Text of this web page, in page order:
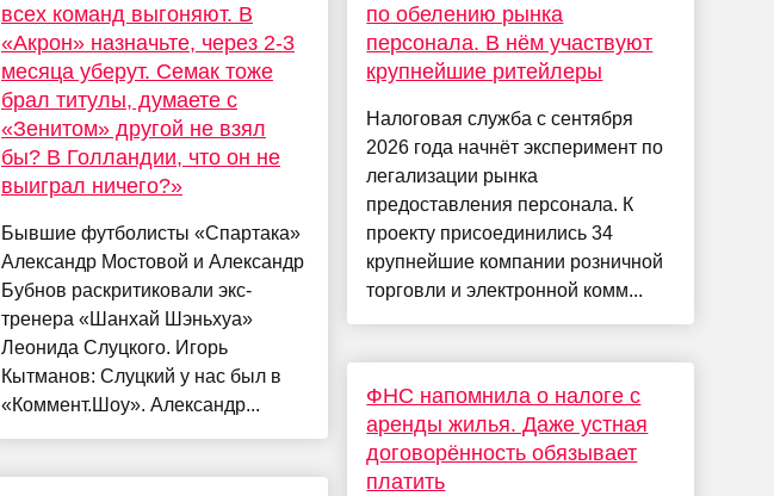
всех команд выгоняют. В
«Акрон» назначьте, через 2-3
месяца уберут. Семак тоже
брал титулы, думаете с
«Зенитом» другой не взял
бы? В Голландии, что он не
выиграл ничего?»
Бывшие футболисты «Спартака»
Александр Мостовой и Александр
Бубнов раскритиковали экс-
тренера «Шанхай Шэньхуа»
Леонида Слуцкого. Игорь
Кытманов: Слуцкий у нас был в
«Коммент.Шоу». Александр...
по обелению рынка
персонала. В нём участвуют
крупнейшие ритейлеры
Налоговая служба с сентября
2026 года начнёт эксперимент по
легализации рынка
предоставления персонала. К
проекту присоединились 34
крупнейшие компании розничной
торговли и электронной комм...
ФНС напомнила о налоге с
аренды жилья. Даже устная
договорённость обязывает
платить